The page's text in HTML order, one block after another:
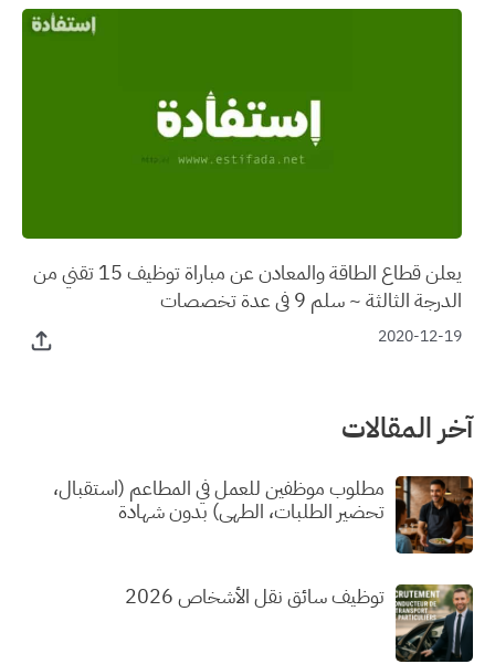
يعلن قطاع الطاقة والمعادن عن مباراة توظيف 15 تقني من
الدرجة الثالثة ~ سلم 9 في عدة تخصصات
2020-12-19
آخر المقالات
مطلوب موظفين للعمل في المطاعم (استقبال،
تحضير الطلبات، الطهي) بدون شهادة
توظيف سائق نقل الأشخاص 2026